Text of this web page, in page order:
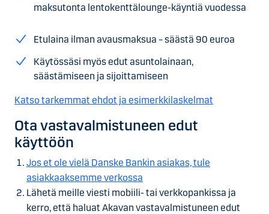
maksutonta lentokenttälounge-käyntiä vuodessa
Etulaina ilman avausmaksua – säästä 90 euroa
Käytössäsi myös edut asuntolainaan,
säästämiseen ja sijoittamiseen
Katso tarkemmat ehdot ja esimerkkilaskelmat
Ota vastavalmistuneen edut
käyttöön
Jos et ole vielä Danske Bankin asiakas, tule
asiakkaaksemme verkossa
Lähetä meille viesti mobiili- tai verkkopankissa ja
kerro, että haluat Akavan vastavalmistuneen edut